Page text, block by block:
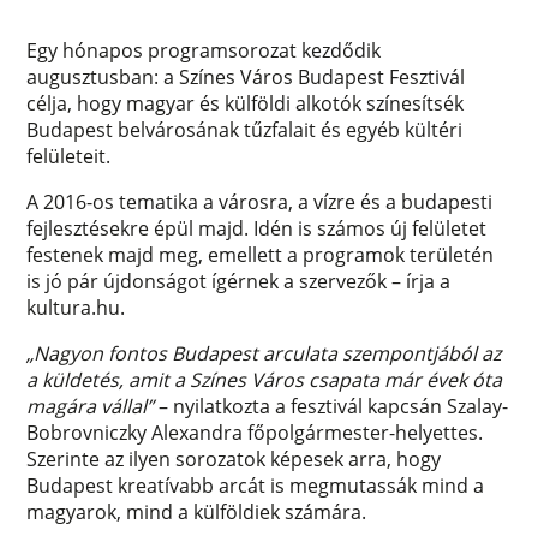
Egy hónapos programsorozat kezdődik
augusztusban: a Színes Város Budapest Fesztivál
célja, hogy magyar és külföldi alkotók színesítsék
Budapest belvárosának tűzfalait és egyéb kültéri
felületeit.
A 2016-os tematika a városra, a vízre és a budapesti
fejlesztésekre épül majd. Idén is számos új felületet
festenek majd meg, emellett a programok területén
is jó pár újdonságot ígérnek a szervezők – írja a
kultura.hu.
„Nagyon fontos Budapest arculata szempontjából az
a küldetés, amit a Színes Város csapata már évek óta
magára vállal”– nyilatkozta a fesztivál kapcsán Szalay-
Bobrovniczky Alexandra főpolgármester-helyettes.
Szerinte az ilyen sorozatok képesek arra, hogy
Budapest kreatívabb arcát is megmutassák mind a
magyarok, mind a külföldiek számára.